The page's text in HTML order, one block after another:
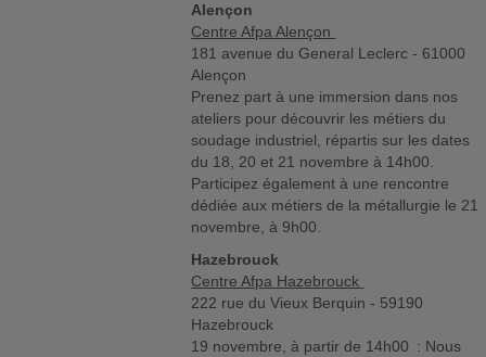
Alençon
Centre Afpa Alençon
181 avenue du General Leclerc - 61000
Alençon
Prenez part à une immersion dans nos
ateliers pour découvrir les métiers du
soudage industriel, répartis sur les dates
du 18, 20 et 21 novembre à 14h00.
Participez également à une rencontre
dédiée aux métiers de la métallurgie le 21
novembre, à 9h00.
Hazebrouck
Centre Afpa Hazebrouck
222 rue du Vieux Berquin - 59190
Hazebrouck
19 novembre, à partir de 14h00 : Nous